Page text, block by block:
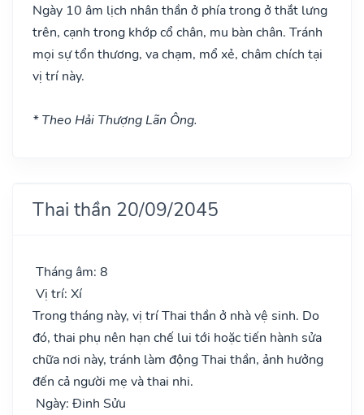
Ngày 10 âm lịch nhân thần ở phía trong ở thắt lưng
trên, cạnh trong khớp cổ chân, mu bàn chân. Tránh
mọi sự tổn thương, va chạm, mổ xẻ, châm chích tại
vị trí này.
* Theo Hải Thượng Lãn Ông.
Thai thần 20/09/2045
Tháng âm: 8
Vị trí: Xí
Trong tháng này, vị trí Thai thần ở nhà vệ sinh. Do
đó, thai phụ nên hạn chế lui tới hoặc tiến hành sửa
chữa nơi này, tránh làm động Thai thần, ảnh hưởng
đến cả người mẹ và thai nhi.
Ngày: Đinh Sửu